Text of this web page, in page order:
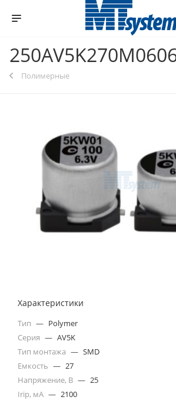
Полимерные
Характеристики
Тип — Polymer
Серия — AV5K
Тип монтажа — SMD
Емкость — 27
Напряжение, В — 25
Irip, мА — 2100